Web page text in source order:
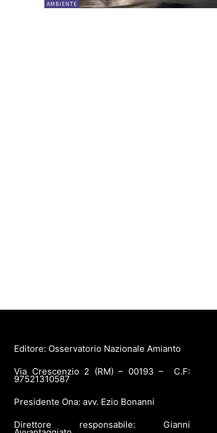
AMBIENTE
Editore: Osservatorio Nazionale Amianto
Via Crescenzio 2 (RM) – 00193 – C.F:
97521310587
Presidente Ona: avv. Ezio Bonanni
Direttore responsabile: Gianni